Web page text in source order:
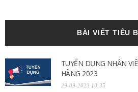
BÀI VIẾT TIÊU
TUYỂN DỤNG NHÂN
HÀNG 2023
29-09-2023 10:35